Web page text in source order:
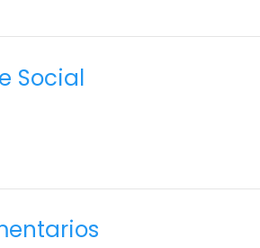
Social